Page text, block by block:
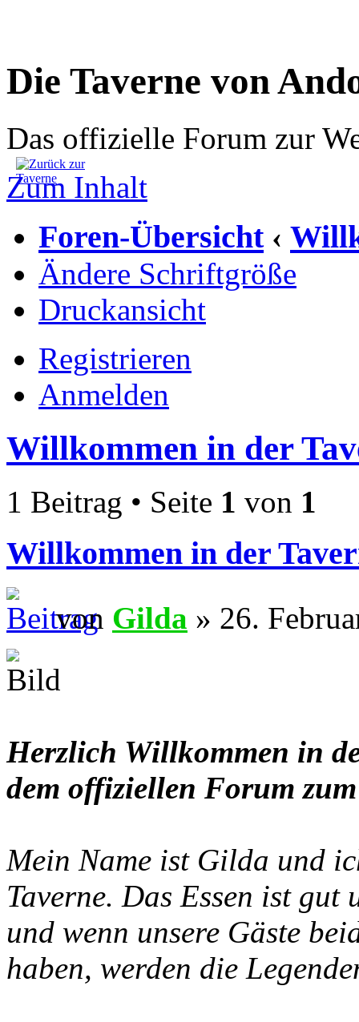
Die Taverne von
Das offizielle Forum zur
Zum Inhalt
Foren-Übersicht ‹
Ändere Schriftgröße
Druckansicht
Registrieren
Anmelden
Willkommen in der
1 Beitrag • Seite 1 von 1
Willkommen in der
von Gilda » 26.
Herzlich Willkommen in
dem offiziellen Forum
Mein Name ist Gilda und
Taverne. Das Essen ist
und wenn unsere Gäste
haben, werden die